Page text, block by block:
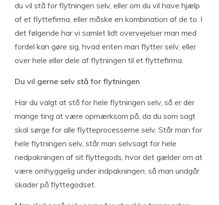
du vil stå for flytningen selv, eller om du vil have hjælp
af et flyttefirma, eller måske en kombination af de to. I
det følgende har vi samlet lidt overvejelser man med
fordel kan gøre sig, hvad enten man flytter selv, eller
over hele eller dele af flytningen til et flyttefirma.
Du vil gerne selv stå for flytningen
Har du valgt at stå for hele flytningen selv, så er der
mange ting at være opmærksom på, da du som sagt
skal sørge for alle flytteprocesserne selv. Står man for
hele flytningen selv, står man selvsagt for hele
nedpakningen af sit flyttegods, hvor det gælder om at
være omhyggelig under indpakningen, så man undgår
skader på flyttegodset.